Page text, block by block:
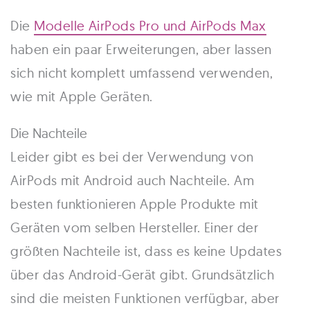
Die Modelle AirPods Pro und AirPods Max
haben ein paar Erweiterungen, aber lassen
sich nicht komplett umfassend verwenden,
wie mit Apple Geräten.
Die Nachteile
Leider gibt es bei der Verwendung von
AirPods mit Android auch Nachteile. Am
besten funktionieren Apple Produkte mit
Geräten vom selben Hersteller. Einer der
größten Nachteile ist, dass es keine Updates
über das Android-Gerät gibt. Grundsätzlich
sind die meisten Funktionen verfügbar, aber